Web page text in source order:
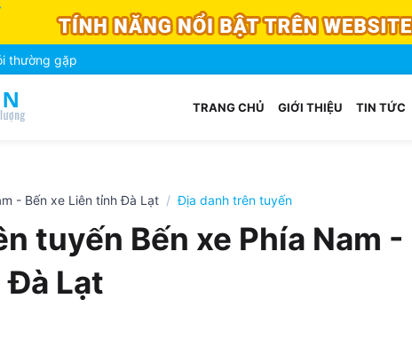
thường gặp
TRANG CHỦ GIỚI THIỆU TIN TỨC
- Bến xe Liên tỉnh Đà Lạt Địa danh trên tuyến
tuyến Bến xe Phía Nam -
Đà Lạt